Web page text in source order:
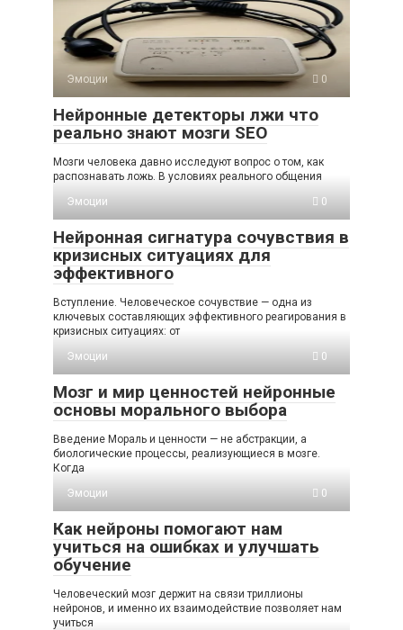
Эмоции 0
Нейронные детекторы лжи что
реально знают мозги SEO
Мозги человека давно исследуют вопрос о том, как
распознавать ложь. В условиях реального общения
Эмоции
0
Нейронная сигнатура сочувствия в
кризисных ситуациях для
эффективного
Вступление. Человеческое сочувствие — одна из
ключевых составляющих эффективного реагирования в
кризисных ситуациях: от
Эмоции
0
Мозг и мир ценностей нейронные
основы морального выбора
Введение Мораль и ценности — не абстракции, а
биологические процессы, реализующиеся в мозге.
Когда
Эмоции
0
Как нейроны помогают нам
учиться на ошибках и улучшать
обучение
Человеческий мозг держит на связи триллионы
нейронов, и именно их взаимодействие позволяет нам
учиться